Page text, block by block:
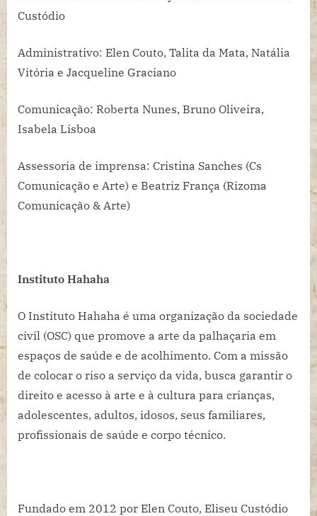
Custódio
Administrativo: Elen Couto, Talita da Mata, Natália
Vitória e Jacqueline Graciano
Comunicação: Roberta Nunes, Bruno Oliveira,
Isabela Lisboa
Assessoria de imprensa: Cristina Sanches (Cs
Comunicação e Arte) e Beatriz França (Rizoma
Comunicação & Arte)
Instituto Hahaha
O Instituto Hahaha é uma organização da sociedade
civil (OSC) que promove a arte da palhaçaria em
espaços de saúde e de acolhimento. Com a missão
de colocar o riso a serviço da vida, busca garantir o
direito e acesso à arte e à cultura para crianças,
adolescentes, adultos, idosos, seus familiares,
profissionais de saúde e corpo técnico.
Fundado em 2012 por Elen Couto, Eliseu Custódio